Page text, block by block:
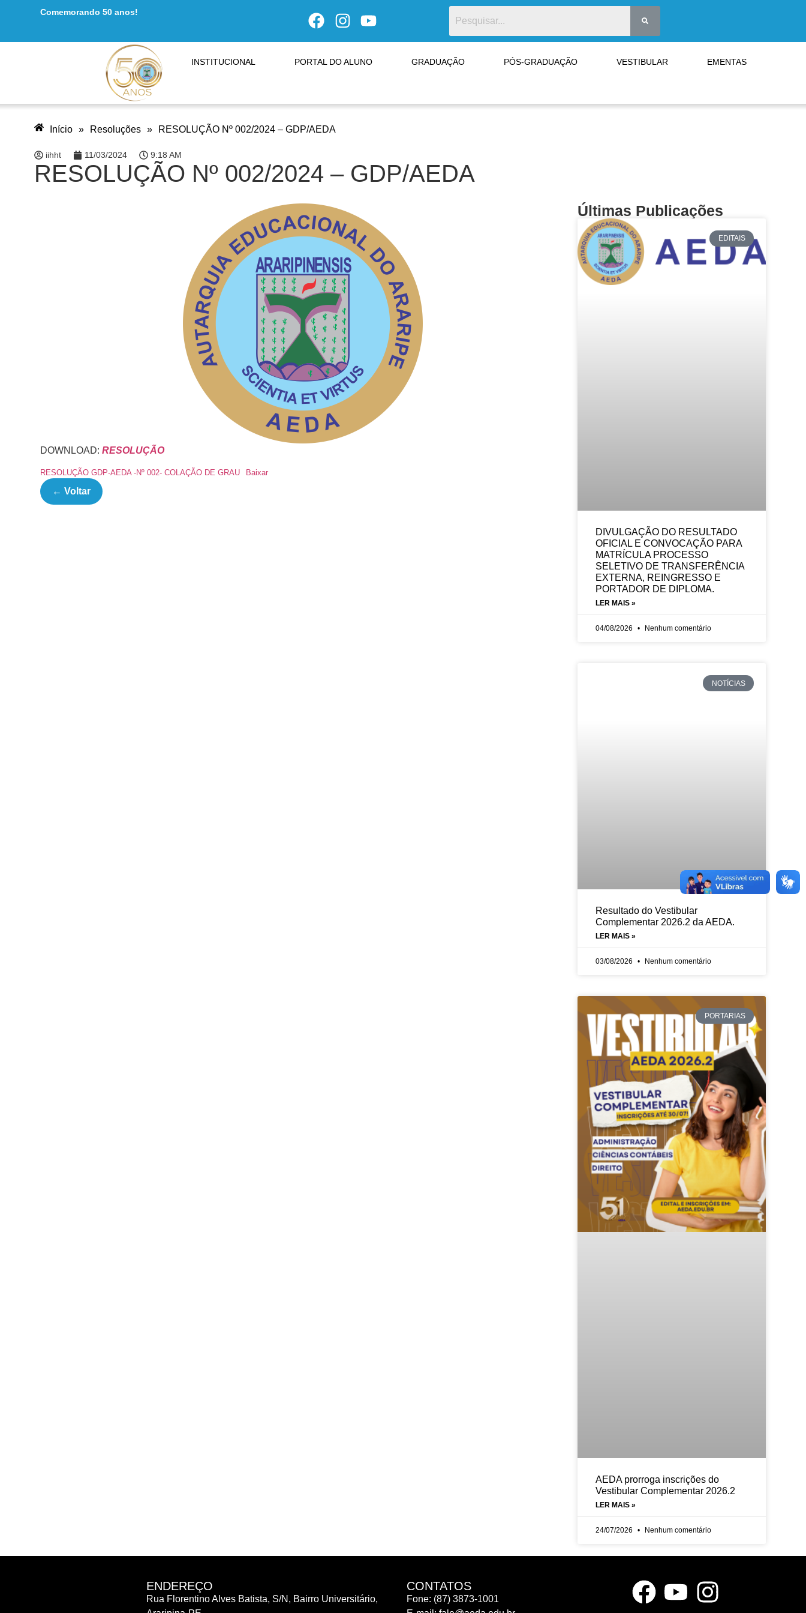
Comemorando 50 anos!
INSTITUCIONAL PORTAL DO ALUNO GRADUAÇÃO PÓS-GRADUAÇÃO VESTIBULAR EMENTAS
Início » Resoluções » RESOLUÇÃO Nº 002/2024 – GDP/AEDA
iihht 11/03/2024 9:18 AM
RESOLUÇÃO Nº 002/2024 – GDP/AEDA
DOWNLOAD: RESOLUÇÃO
RESOLUÇÃO GDP-AEDA -Nº 002- COLAÇÃO DE GRAU Baixar
← Voltar
Últimas Publicações
EDITAIS
DIVULGAÇÃO DO RESULTADO
OFICIAL E CONVOCAÇÃO PARA
MATRÍCULA PROCESSO
SELETIVO DE TRANSFERÊNCIA
EXTERNA, REINGRESSO E
PORTADOR DE DIPLOMA.
LER MAIS »
04/08/2026 Nenhum comentário
NOTÍCIAS
Resultado do Vestibular
Complementar 2026.2 da AEDA.
LER MAIS »
03/08/2026 Nenhum comentário
PORTARIAS
AEDA prorroga inscrições do
Vestibular Complementar 2026.2
LER MAIS »
24/07/2026 Nenhum comentário
ENDEREÇO
Rua Florentino Alves Batista, S/N, Bairro Universitário,
CONTATOS
Fone: (87) 3873-1001